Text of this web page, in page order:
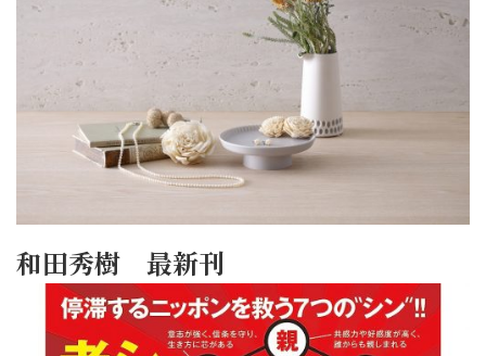
和田秀樹 最新刊